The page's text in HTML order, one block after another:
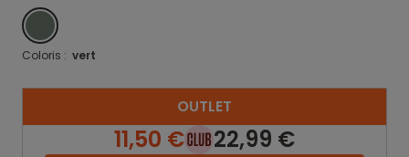
VERT
Coloris : vert
OUTLET
11,50 € 22,99 €